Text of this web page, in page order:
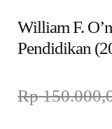
Foto
Suvenir
William F.
Pendidikan
Rp